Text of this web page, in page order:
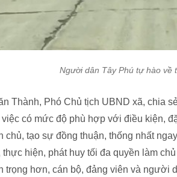
Người dân Tây Phú tự hào về
Thành, Phó Chủ tịch UBND xã, chia
có mức độ phù hợp với điều kiện,
chủ, tạo sự đồng thuận, thống nhất
hiện, phát huy tối đa quyền làm
trọng hơn, cán bộ, đảng viên và